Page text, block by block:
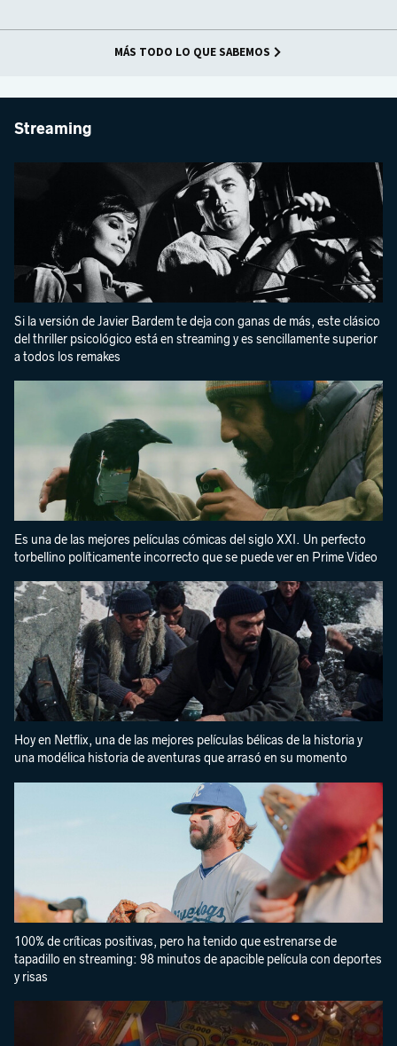
MÁS TODO LO QUE SABEMOS
Streaming
Si la versión de Javier Bardem te deja con ganas de más, este clásico
del thriller psicológico está en streaming y es sencillamente superior
a todos los remakes
Es una de las mejores películas cómicas del siglo XXI. Un perfecto
torbellino políticamente incorrecto que se puede ver en Prime Video
Hoy en Netflix, una de las mejores películas bélicas de la historia y
una modélica historia de aventuras que arrasó en su momento
100% de críticas positivas, pero ha tenido que estrenarse de
tapadillo en streaming: 98 minutos de apacible película con deportes
y risas